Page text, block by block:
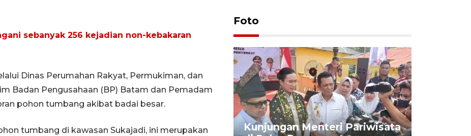
sebanyak 256 kejadian non-kebakaran
Dinas Perumahan Rakyat, Permukiman, dan
Badan Pengusahaan (BP) Batam dan Pemadam
pohon tumbang akibat badai besar.
tumbang di kawasan Sukajadi, ini merupakan
Foto
Distribusi logistik pemilu
Kunjungan Menteri Pariwisata